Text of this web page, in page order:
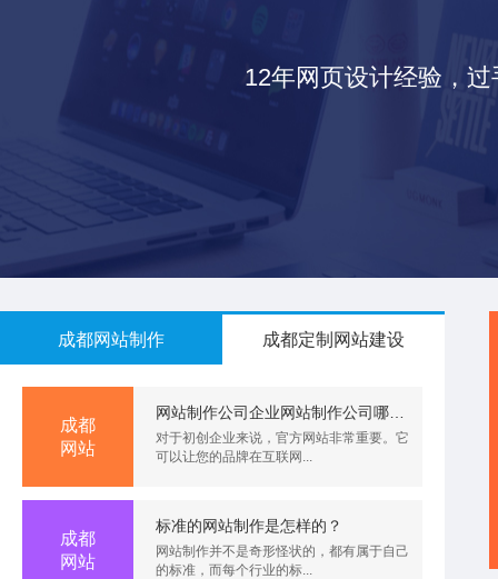
12年网页设计经验，
成都网站制作 成都定制网站建设
成都
网站
对于初创企业来说，官方网站非常重要。它
可以让您的品牌在互联网...
成都
网站
标准的网站制作是怎样的？
网站制作并不是奇形怪状的，都有属于自己
的标准，而每个行业的标...